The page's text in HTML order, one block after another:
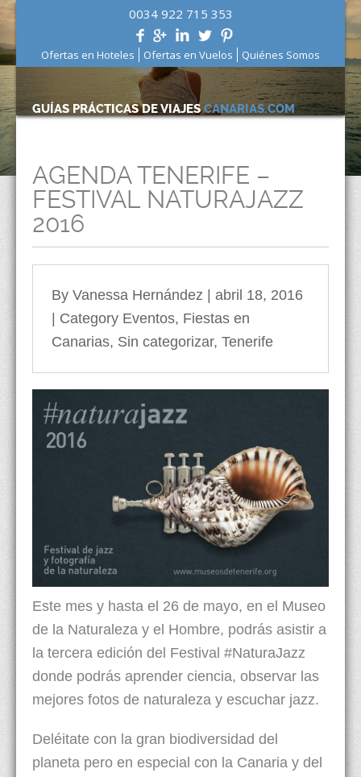
0034 922 715 353
Ofertas en Hoteles Ofertas en Vuelos Quiénes Somos
GUÍAS PRÁCTICAS DE VIAJESCANARIAS.COM
AGENDA TENERIFE –
FESTIVAL NATURAJAZZ
2016
By Vanessa Hernández | abril 18, 2016
| Category Eventos, Fiestas en
Canarias, Sin categorizar, Tenerife
Este mes y hasta el 26 de mayo, en el Museo
de la Naturaleza y el Hombre, podrás asistir a
la tercera edición del Festival #NaturaJazz
donde podrás aprender ciencia, observar las
mejores fotos de naturaleza y escuchar jazz.
Deléitate con la gran biodiversidad del
planeta pero en especial con la Canaria y del